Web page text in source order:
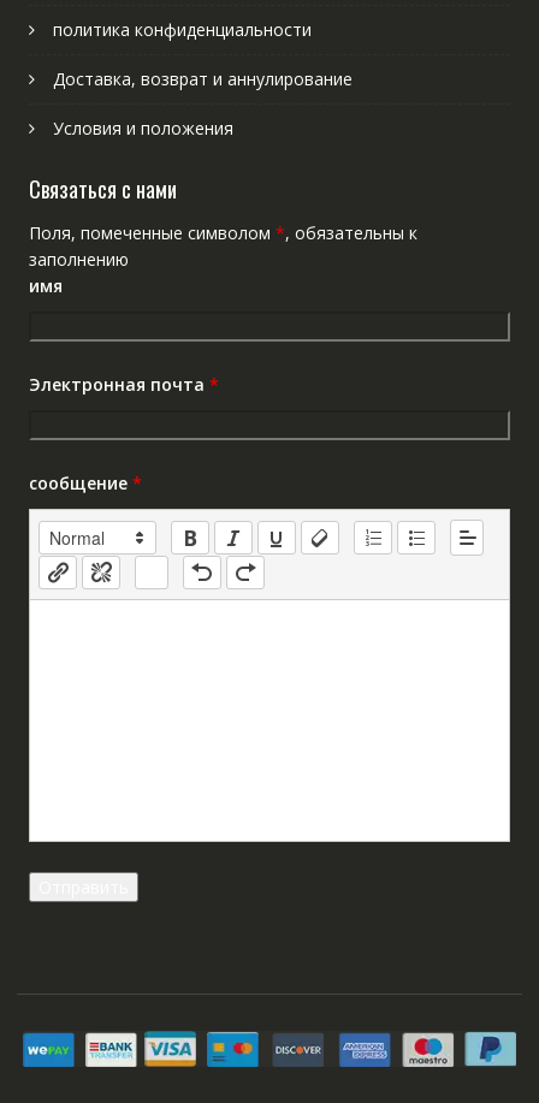
политика конфиденциальности
Доставка, возврат и аннулирование
Условия и положения
Связаться с нами
Поля, помеченные символом *, обязательны к
заполнению
имя
Электронная почта *
сообщение *